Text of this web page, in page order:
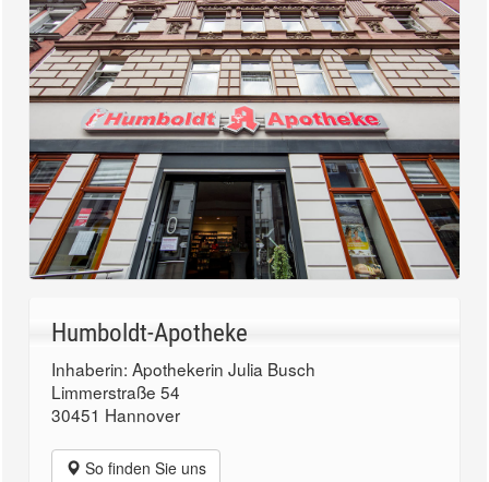
Humboldt-Apotheke
Inhaberin: Apothekerin Julia Busch
Limmerstraße 54
30451 Hannover
So finden Sie uns